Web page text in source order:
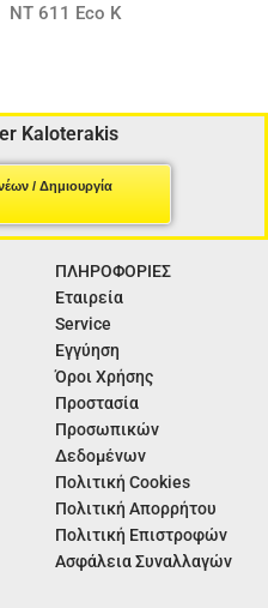
NT 611 Eco K
Kaloterakis
/ Δημιουργία
ΠΛΗΡΟΦΟΡΙΕΣ
Εταιρεία
Service
Εγγύηση
Όροι Χρήσης
Προστασία
Προσωπικών
Δεδομένων
Πολιτική Cookies
Πολιτική Απορρήτου
Πολιτική Επιστροφών
Ασφάλεια Συναλλαγών